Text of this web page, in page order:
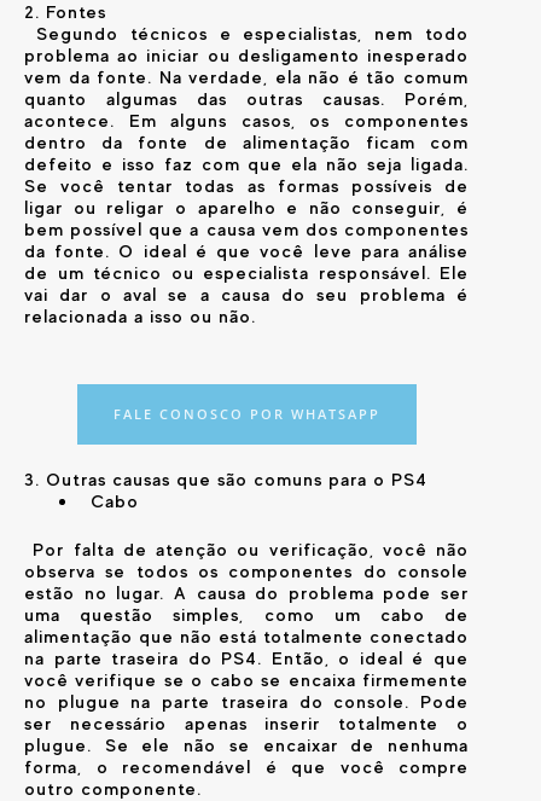
2. Fontes
Segundo técnicos e especialistas, nem todo
problema ao iniciar ou desligamento inesperado
vem da fonte. Na verdade, ela não é tão comum
quanto algumas das outras causas. Porém,
acontece. Em alguns casos, os componentes
dentro da fonte de alimentação ficam com
defeito e isso faz com que ela não seja ligada.
Se você tentar todas as formas possíveis de
ligar ou religar o aparelho e não conseguir, é
bem possível que a causa vem dos componentes
da fonte. O ideal é que você leve para análise
de um técnico ou especialista responsável. Ele
vai dar o aval se a causa do seu problema é
relacionada a isso ou não.
FALE CONOSCO POR WHATSAPP
3. Outras causas que são comuns para o PS4
Cabo
Por falta de atenção ou verificação, você não
observa se todos os componentes do console
estão no lugar. A causa do problema pode ser
uma questão simples, como um cabo de
alimentação que não está totalmente conectado
na parte traseira do PS4. Então, o ideal é que
você verifique se o cabo se encaixa firmemente
no plugue na parte traseira do console. Pode
ser necessário apenas inserir totalmente o
plugue. Se ele não se encaixar de nenhuma
forma, o recomendável é que você compre
outro componente.